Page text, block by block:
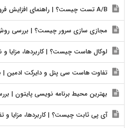
مجازی سازی سرور چیست؟ | بررسی
لوکال هاست چیست؟ | کاربردها، مزایا و
تفاوت هاست سی پنل و دایرکت ادمین |
بهترین محیط برنامه نویسی پایتون |
آی پی ثابت چیست؟ | کاربردها، مزایا و